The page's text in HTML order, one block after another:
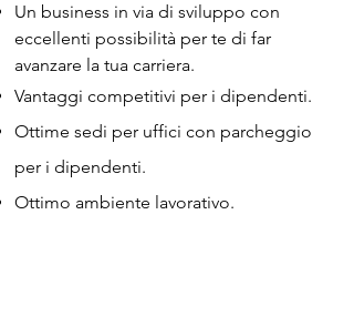
Un business in via di sviluppo con
eccellenti possibilità per te di far
avanzare la tua carriera.
Vantaggi competitivi per i dipendenti.
Ottime sedi per uffici con parcheggio
per i dipendenti.
Ottimo ambiente lavorativo.